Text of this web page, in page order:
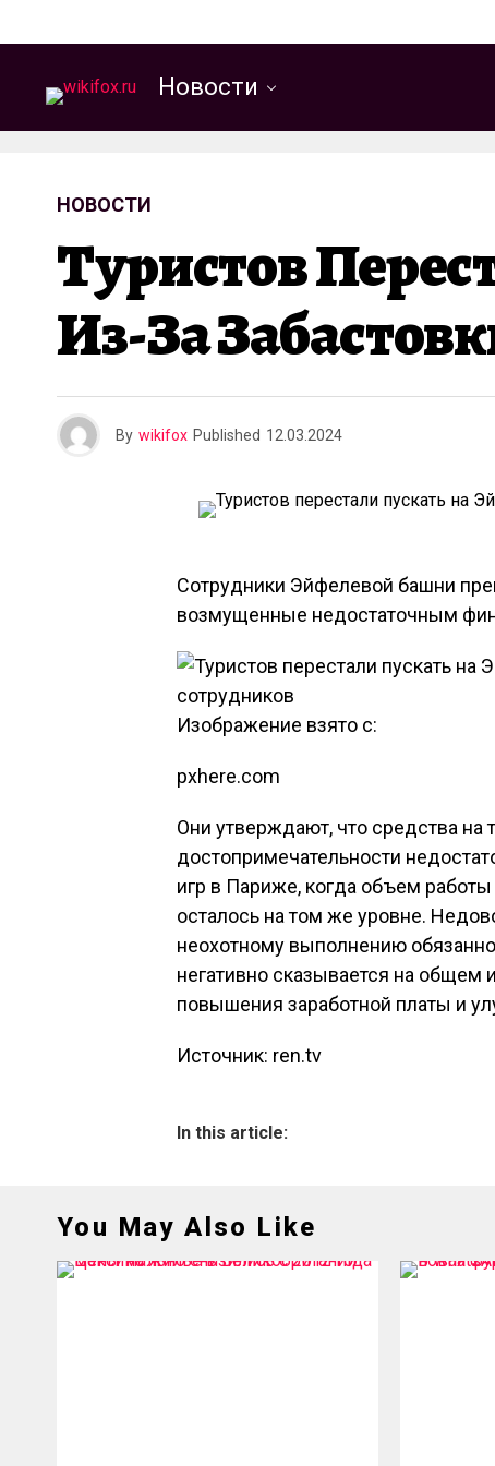
Новости
НОВОСТИ
Туристов
Из-За
By wikifox Published 12.03.2024
Сотрудники Эйфелевой башни
возмущенные недостаточным
Изображение взято с:
pxhere.com
Они утверждают, что средства на
достопримечательности
игр в Париже, когда объем
осталось на том же уровне.
неохотному выполнению
негативно сказывается на
повышения заработной платы и
Источник: ren.tv
In this article:
You May Also Like